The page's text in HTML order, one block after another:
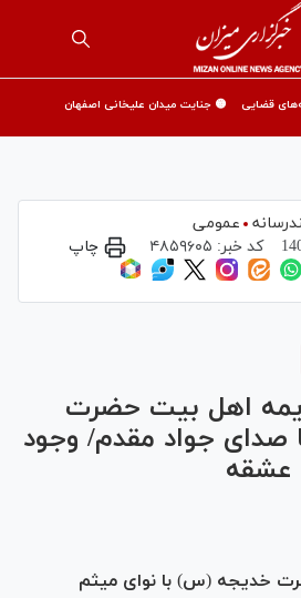
قضایی 🟡 جنایت میدان علیخانی اصفهان
عمومی
کد خبر: ۴۸۵۹۶۰۵ چاپ
Video
اهل بیت حضرت
جواد مقدم/ وجود
عشقه
خدیجه (س) با نوای میثم